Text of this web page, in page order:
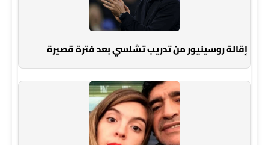
إقالة روسينيور من تدريب تشلسي بعد فترة قصيرة